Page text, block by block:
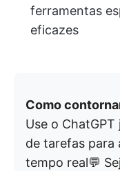
ferramentas
eficazes
Como
Use o
de tarefas para
tempo real💬